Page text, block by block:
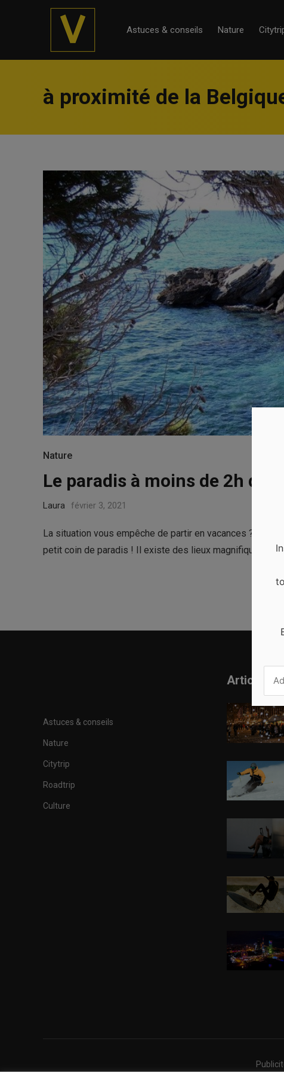
Astuces & conseils Nature
à proximité de la
Nature
Le paradis à moins de 2h de
Laura février 3, 2021
La situation vous empêche de partir en vacances ?
petit coin de paradis ! Il existe des lieux magnifiques à
Astuces & conseils
Nature
Citytrip
Roadtrip
Culture
Articles